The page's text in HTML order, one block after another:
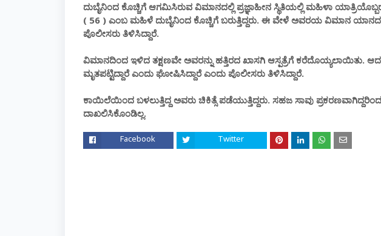
ದುಬೈನಿಂದ ಕೊಚ್ಚಿಗೆ ಆಗಮಿಸಿರುವ ವಿಮಾನದಲ್ಲಿ ಪ್ರಜ್ಞಾಹೀನ ಸ್ಥಿತಿಯಲ್ಲಿ ಮಹಿಳಾ
( 56 ) ಎಂಬ ಮಹಿಳೆ ದುಬೈನಿಂದ ಕೊಚ್ಚಿಗೆ ಬರುತ್ತಿದ್ದರು‌. ಈ ವೇಳೆ ಅವರಯ ವಿಮಾನ
ಪೊಲೀಸರು ತಿಳಿಸಿದ್ದಾರೆ.
ವಿಮಾನದಿಂದ ಇಳಿದ ತಕ್ಷಣವೇ ಅವರನ್ನು ಹತ್ತಿರದ ಖಾಸಗಿ ಆಸ್ಪತ್ರೆಗೆ ಕರೆದೊಯ್ಯಲಾಯಿತು.
ಮೃತಪಟ್ಟಿದ್ದಾರೆ ಎಂದು ಘೋಷಿಸಿದ್ದಾರೆ‌ ಎಂದು ಪೊಲೀಸರು ತಿಳಿಸಿದ್ದಾರೆ.
ಕಾಯಿಲೆಯಿಂದ ಬಳಲುತ್ತಿದ್ದ ಅವರು ಚಿಕಿತ್ಸೆ ಪಡೆಯುತ್ತಿದ್ದರು. ಸಹಜ ಸಾವು
ದಾಖಲಿಸಿಕೊಂಡಿಲ್ಲ.
Facebook Twitter